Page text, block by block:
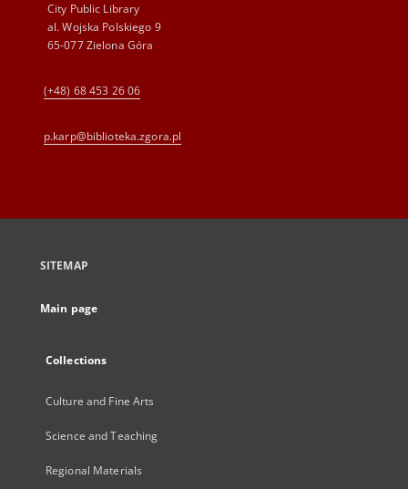
City Public Library
al. Wojska Polskiego 9
65-077 Zielona Góra
(+48) 68 453 26 06
p.karp@biblioteka.zgora.pl
SITEMAP
Main page
Collections
Culture and Fine Arts
Science and Teaching
Regional Materials